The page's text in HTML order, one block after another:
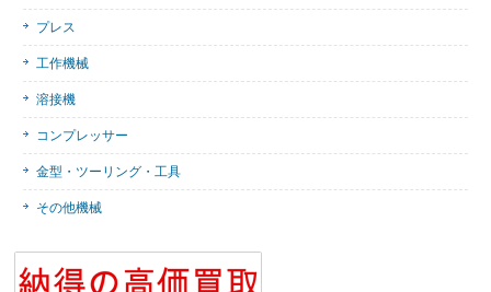
プレス
工作機械
溶接機
コンプレッサー
金型・ツーリング・工具
その他機械